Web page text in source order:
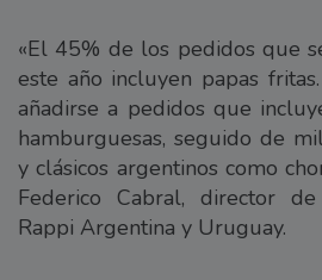
«El 45% de los pedidos que
este año incluyen papas
añadirse a pedidos que
hamburguesas, seguido de
y clásicos argentinos como
Federico Cabral, director
Rappi Argentina y Uruguay.